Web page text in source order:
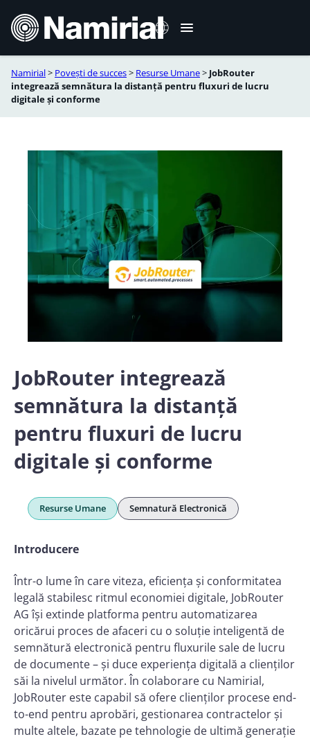
conținut
Italiano
Português
Namirial> Povești de succes> Resurse Umane> JobRouter
integrează semnătura la distanță pentru fluxuri de lucru
digitale și conforme
JobRouter integrează
semnătura la distanță
pentru fluxuri de lucru
digitale și conforme
Resurse Umane Semnatură Electronică
Introducere
Într-o lume în care viteza, eficiența și conformitatea
legală stabilesc ritmul economiei digitale, JobRouter
AG își extinde platforma pentru automatizarea
oricărui proces de afaceri cu o soluție inteligentă de
semnătură electronică pentru fluxurile sale de lucru
de documente – și duce experiența digitală a clienților
săi la nivelul următor. În colaborare cu Namirial,
JobRouter este capabil să ofere clienților procese end-
to-end pentru aprobări, gestionarea contractelor și
multe altele, bazate pe tehnologie de ultimă generație